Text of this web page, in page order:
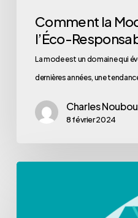
Comment la
l’Éco-
La mode est un domaine qui
dernières années, une
Charles
8 février 2024